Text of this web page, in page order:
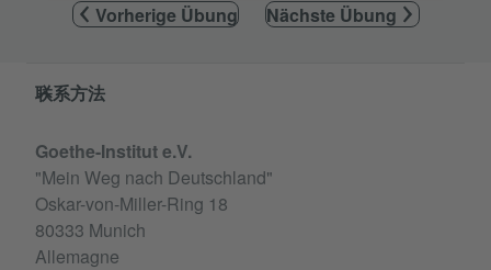
Vorherige Übung Nächste Übung
Service- und Informationsbereich
联系方法
Goethe-Institut e.V.
"Mein Weg nach Deutschland"
Oskar-von-Miller-Ring 18
80333 Munich
Allemagne